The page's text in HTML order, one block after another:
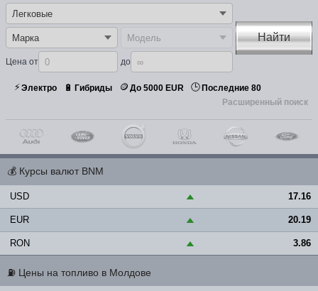
Цена от до
Найти
⚡Электро 🔋 Гибриды 🪙 До 5000 EUR 🕒 Последние 80
Расширенный поиск
💰 Курсы валют BNM
USD ▲ 17.16
EUR ▲ 20.19
RON ▲ 3.86
⛽ Цены на топливо в Молдове